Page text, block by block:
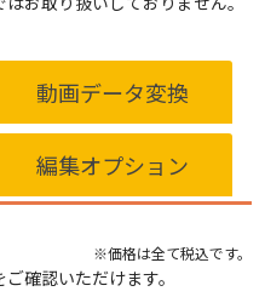
120分まで
まとめて
～7cm
ス式
2,200円
円
1,65
0円
※価格は全て税込です。
確認いただけます。
動画データ変換
編集オプション